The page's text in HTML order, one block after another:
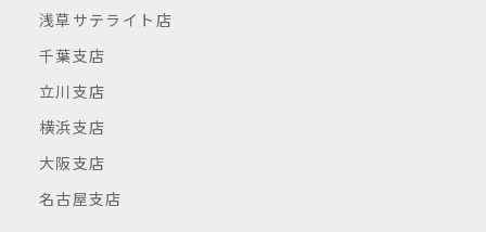
浅草サテライト店
千葉支店
立川支店
横浜支店
大阪支店
名古屋支店